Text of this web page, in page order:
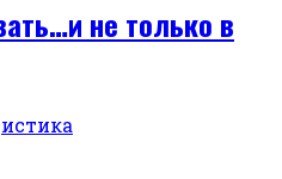
не только в